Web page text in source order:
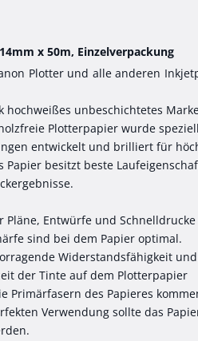
x 50m, Einzelverpackung
Plotter und alle anderen
hochweißes unbeschichtetes
Plotterpapier wurde
entwickelt und brilliert für
besitzt beste
Pläne, Entwürfe und Schnelldrucke
sind bei dem Papier optimal.
Widerstandsfähigkeit und
der Tinte auf dem Plotterpapier
Primärfasern des Papieres
Verwendung sollte das